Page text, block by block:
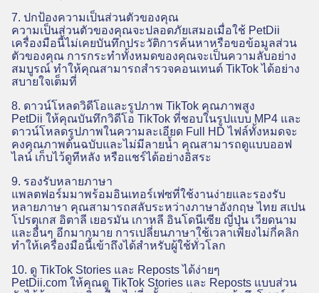
7. ปกป้องความเป็นส่วนตัวของคุณ
ความเป็นส่วนตัวของคุณจะปลอดภัยเสมอเมื่อใช้ PetDii
เครื่องมือนี้ไม่เคยบันทึกประวัติการค้นหาหรือขอข้อมูลส่วน
ตัวของคุณ การกระทำทั้งหมดของคุณจะเป็นความลับอย่าง
สมบูรณ์ ทำให้คุณสามารถสำรวจคอนเทนต์ TikTok ได้อย่าง
สบายใจเต็มที่
8. ดาวน์โหลดวิดีโอและรูปภาพ TikTok คุณภาพสูง
PetDii ให้คุณบันทึกวิดีโอ TikTok ที่ชอบในรูปแบบ MP4 และ
ดาวน์โหลดรูปภาพในความละเอียด Full HD ไฟล์ทั้งหมดจะ
คงคุณภาพต้นฉบับและไม่มีลายน้ำ คุณสามารถดูแบบออฟ
ไลน์ เก็บไว้ดูทีหลัง หรือแชร์ได้อย่างอิสระ
9. รองรับหลายภาษา
แพลตฟอร์มมาพร้อมอินเทอร์เฟซที่ใช้งานง่ายและรองรับ
หลายภาษา คุณสามารถสลับระหว่างภาษาอังกฤษ ไทย สเปน
โปรตุเกส อิตาลี เยอรมัน เกาหลี อินโดนีเซีย ญี่ปุ่น เวียดนาม
และอื่นๆ อีกมากมาย การเปลี่ยนภาษาใช้เวลาเพียงไม่กี่คลิก
ทำให้เครื่องมือนี้เข้าถึงได้สำหรับผู้ใช้ทั่วโลก
10. ดู TikTok Stories และ Reposts ได้ง่ายๆ
PetDii.com ให้คุณดู TikTok Stories และ Reposts แบบส่วน